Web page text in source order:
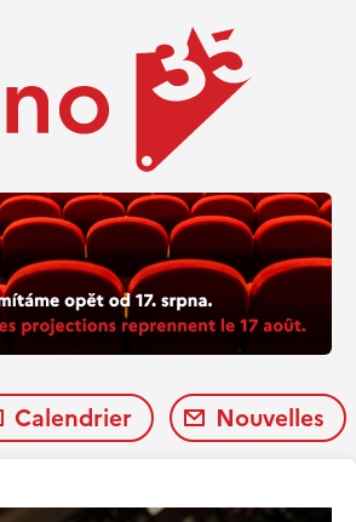
Calendrier Nouvelles